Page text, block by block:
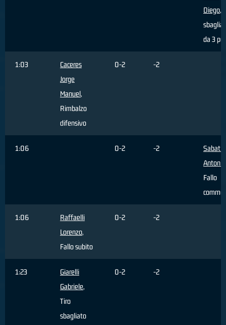
Diego,
da 3
1:03
Caceres
Jorge
Manuel,
Rimbalzo
difensivo
0-2 -2
1:06 0-2 -2
Fallo
1:06
Raffaelli
Lorenzo,
Fallo subito
0-2 -2
1:23
Giarelli
Gabriele,
Tiro
sbagliato
0-2 -2